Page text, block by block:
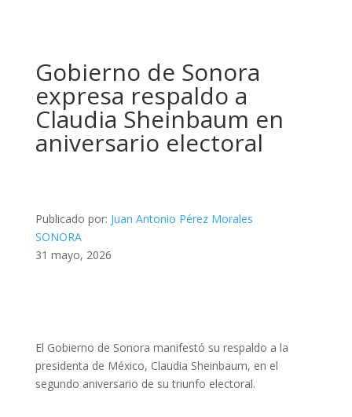
Gobierno de Sonora
expresa respaldo a
Claudia Sheinbaum en
aniversario electoral
Publicado por: Juan Antonio Pérez Morales
SONORA
31 mayo, 2026
El Gobierno de Sonora manifestó su respaldo a la
presidenta de México, Claudia Sheinbaum, en el
segundo aniversario de su triunfo electoral.